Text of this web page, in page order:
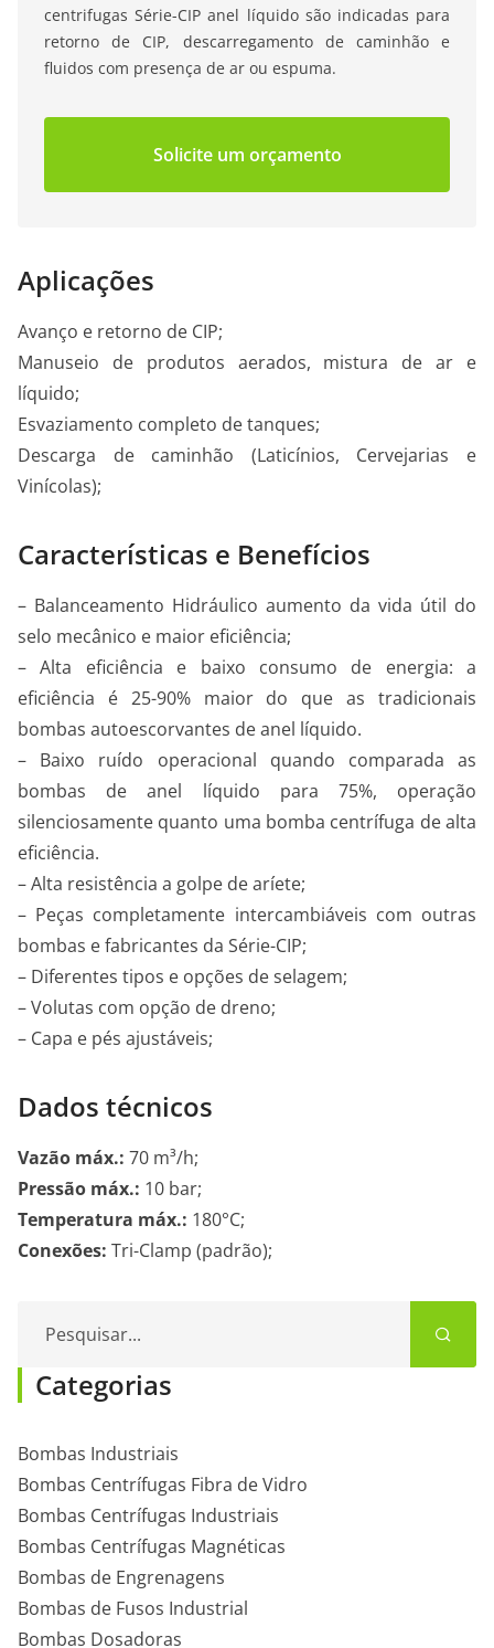
centrifugas Série-CIP anel líquido são indicadas para
retorno de CIP, descarregamento de caminhão e
fluidos com presença de ar ou espuma.
Solicite um orçamento
Aplicações
Avanço e retorno de CIP;
Manuseio de produtos aerados, mistura de ar e
líquido;
Esvaziamento completo de tanques;
Descarga de caminhão (Laticínios, Cervejarias e
Vinícolas);
Características e Benefícios
– Balanceamento Hidráulico aumento da vida útil do
selo mecânico e maior eficiência;
– Alta eficiência e baixo consumo de energia: a
eficiência é 25-90% maior do que as tradicionais
bombas autoescorvantes de anel líquido.
– Baixo ruído operacional quando comparada as
bombas de anel líquido para 75%, operação
silenciosamente quanto uma bomba centrífuga de alta
eficiência.
– Alta resistência a golpe de aríete;
– Peças completamente intercambiáveis com outras
bombas e fabricantes da Série-CIP;
– Diferentes tipos e opções de selagem;
– Volutas com opção de dreno;
– Capa e pés ajustáveis;
Dados técnicos
Vazão máx.: 70 m³/h;
Pressão máx.: 10 bar;
Temperatura máx.: 180°C;
Conexões: Tri-Clamp (padrão);
Categorias
Bombas Industriais
Bombas Centrífugas Fibra de Vidro
Bombas Centrífugas Industriais
Bombas Centrífugas Magnéticas
Bombas de Engrenagens
Bombas de Fusos Industrial
Bombas Dosadoras